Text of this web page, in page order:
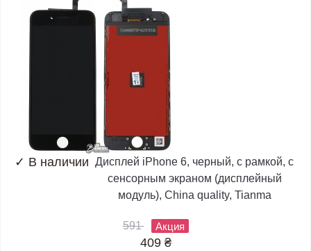
✓ В наличии Дисплей iPhone 6, черный, с рамкой, с
сенсорным экраном (дисплейный
модуль), China quality, Tianma
591 Акция
409 ₴